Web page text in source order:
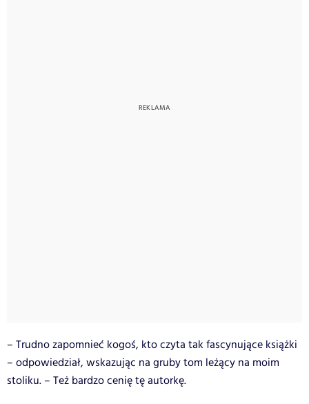
– Trudno zapomnieć kogoś, kto czyta tak fascynujące książki
– odpowiedział, wskazując na gruby tom leżący na moim
stoliku. – Też bardzo cenię tę autorkę.